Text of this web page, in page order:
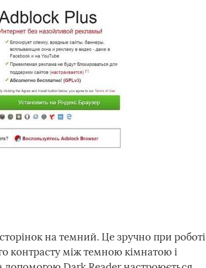
на темний. Це зручно при роботі
контрасту між темною кімнатою і